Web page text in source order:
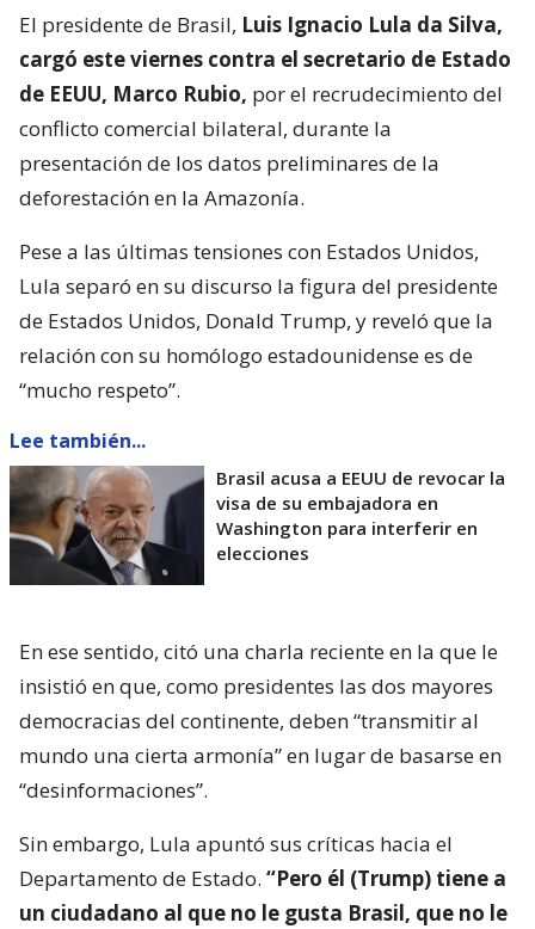
El presidente de Brasil, Luis Ignacio Lula da Silva,
cargó este viernes contra el secretario de Estado
de EEUU, Marco Rubio, por el recrudecimiento del
conflicto comercial bilateral, durante la
presentación de los datos preliminares de la
deforestación en la Amazonía.
Pese a las últimas tensiones con Estados Unidos,
Lula separó en su discurso la figura del presidente
de Estados Unidos, Donald Trump, y reveló que la
relación con su homólogo estadounidense es de
“mucho respeto”.
Lee también...
Brasil acusa a EEUU de revocar la
visa de su embajadora en
Washington para interferir en
elecciones
En ese sentido, citó una charla reciente en la que le
insistió en que, como presidentes las dos mayores
democracias del continente, deben “transmitir al
mundo una cierta armonía” en lugar de basarse en
“desinformaciones”.
Sin embargo, Lula apuntó sus críticas hacia el
Departamento de Estado. “Pero él (Trump) tiene a
un ciudadano al que no le gusta Brasil, que no le